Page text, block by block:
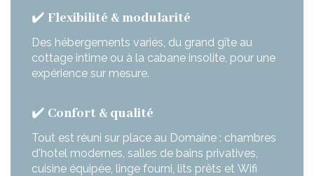
✔️ Flexibilité & modularité
Des hébergements variés, du grand gîte au
cottage intime ou à la cabane insolite, pour une
expérience sur mesure.
✔️ Confort & qualité
Tout est réuni sur place au Domaine : chambres
d'hotel modernes, salles de bains privatives,
cuisine équipée, linge fourni, lits prêts et Wifi